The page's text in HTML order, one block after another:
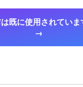
既に使用されてい